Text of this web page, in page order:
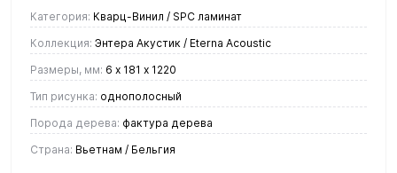
Категория: Кварц-Винил / SPC ламинат
Коллекция: Энтера Акустик / Eterna Acoustic
Размеры, мм: 6 х 181 х 1220
Тип рисунка: однополосный
Порода дерева: фактура дерева
Страна: Вьетнам / Бельгия